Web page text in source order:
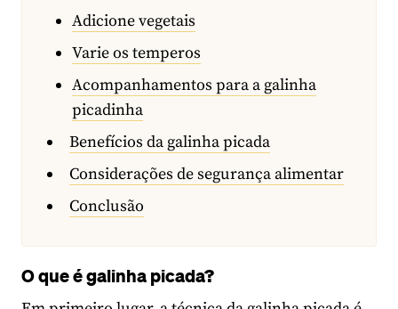
Adicione vegetais
Varie os temperos
Acompanhamentos para a galinha
picadinha
Benefícios da galinha picada
Considerações de segurança alimentar
Conclusão
O que é galinha picada?